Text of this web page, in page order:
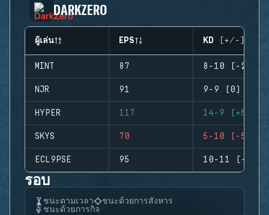
DARKZERO
ผู้เล่น EPS KD (+/-)
MINT 87 8-10 (-2)
NJR 91 9-9 (0)
HYPER 117 14-9 (+5)
SKYS 70 5-10 (-5)
ECL9PSE 95 10-11 (-1)
รอบ
ชนะตามเวลา
ชนะด้วยการสังหาร
ชนะด้วยภารกิจ